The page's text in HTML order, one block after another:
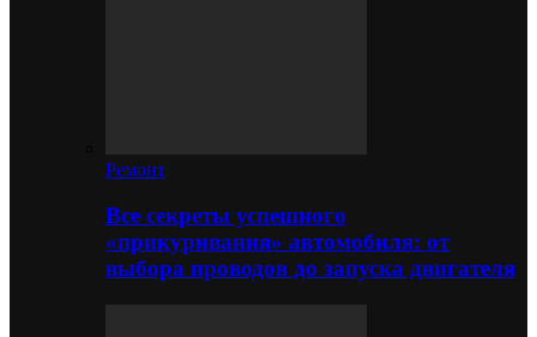
Ремонт
Все секреты успешного
«прикуривания» автомобиля: от
выбора проводов до запуска двигателя